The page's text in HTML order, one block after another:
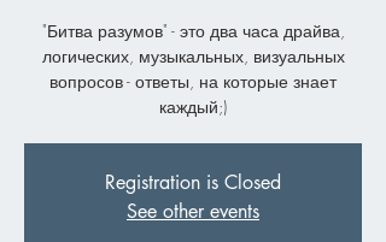
"Битва разумов" - это два часа драйва,
логических, музыкальных, визуальных
вопросов - ответы, на которые знает
каждый;)
Registration is Closed
See other events